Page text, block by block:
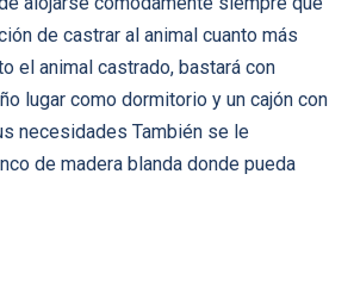
de castrar al animal cuanto más
el animal castrado, bastará con
lugar como dormitorio y un cajón con
necesidades También se le
de madera blanda donde pueda